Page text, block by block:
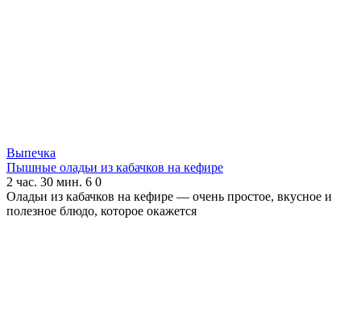
Выпечка
Пышные оладьи из кабачков на кефире
2 час. 30 мин. 6 0
Оладьи из кабачков на кефире — очень простое, вкусное и
полезное блюдо, которое окажется